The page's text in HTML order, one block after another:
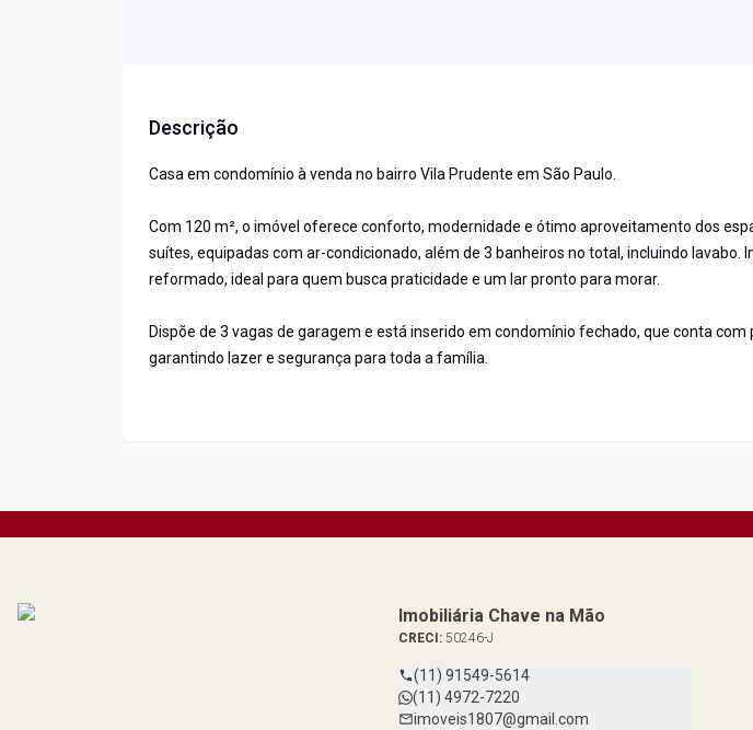
Descrição
Casa em condomínio à venda no bairro Vila Prudente em São Paulo.
Com 120 m², o imóvel oferece conforto, modernidade e ótimo aproveitamento dos
suítes, equipadas com ar-condicionado, além de 3 banheiros no total, incluindo lavabo.
reformado, ideal para quem busca praticidade e um lar pronto para morar.
Dispõe de 3 vagas de garagem e está inserido em condomínio fechado, que conta com
garantindo lazer e segurança para toda a família.
Imobiliária Chave na Mão
CRECI: 50246-J
(11) 91549-5614
(11) 4972-7220
imoveis1807@gmail.com